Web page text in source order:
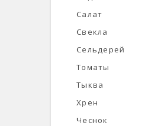
Салат
Свекла
Сельдерей
Томаты
Тыква
Хрен
Чеснок